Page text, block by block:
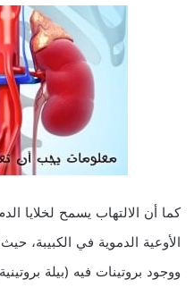
كما أن الالتهاب يسمح لخلايا
الأوعية الدموية في الكبيبة،
ووجود بروتينات فيه (بيلة